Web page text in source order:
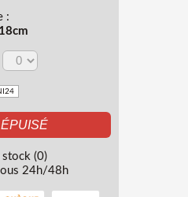
:
stock (0)
24h/48h